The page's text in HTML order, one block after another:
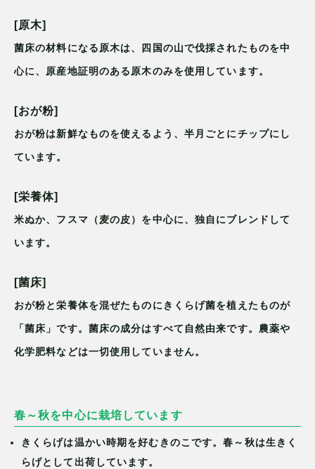
[原木]
菌床の材料になる原木は、四国の山で伐採されたものを中
心に、原産地証明のある原木のみを使用しています。
[おが粉]
おが粉は新鮮なものを使えるよう、半月ごとにチップにし
ています。
[栄養体]
米ぬか、フスマ（麦の皮）を中心に、独自にブレンドして
います。
[菌床]
おが粉と栄養体を混ぜたものにきくらげ菌を植えたものが
「菌床」です。菌床の成分はすべて自然由来です。農薬や
化学肥料などは一切使用していません。
春～秋を中心に栽培しています
きくらげは温かい時期を好むきのこです。春～秋は生きく
らげとして出荷しています。